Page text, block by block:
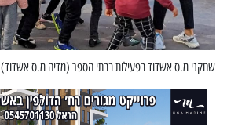
שחקני מ.ס אשדוד בפעילות בבתי הספר (מדיה מ.ס אשדוד)